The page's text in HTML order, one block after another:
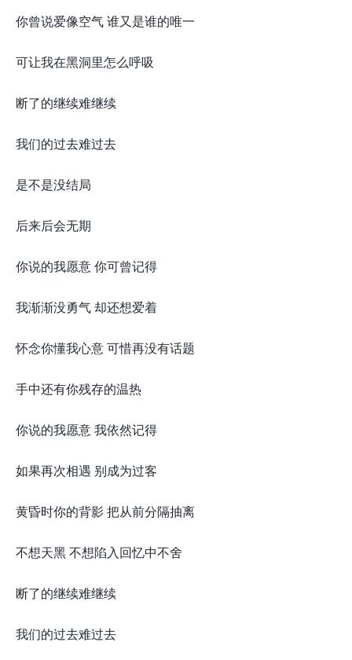
你曾说爱像空气 谁又是谁的唯一
可让我在黑洞里怎么呼吸
断了的继续难继续
我们的过去难过去
是不是没结局
后来后会无期
你说的我愿意 你可曾记得
我渐渐没勇气 却还想爱着
怀念你懂我心意 可惜再没有话题
手中还有你残存的温热
你说的我愿意 我依然记得
如果再次相遇 别成为过客
黄昏时你的背影 把从前分隔抽离
不想天黑 不想陷入回忆中不舍
断了的继续难继续
我们的过去难过去